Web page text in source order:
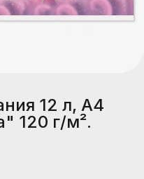
принадлежности
12 л, А4
120 г/м².